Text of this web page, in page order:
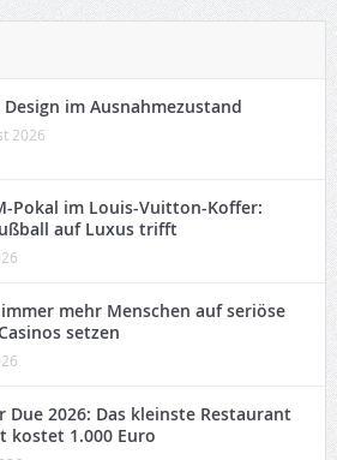
im Ausnahmezustand
2026
Pokal im Louis-Vuitton-Koffer:
auf Luxus trifft
mehr Menschen auf seriöse
setzen
Due 2026: Das kleinste Restaurant
kostet 1.000 Euro